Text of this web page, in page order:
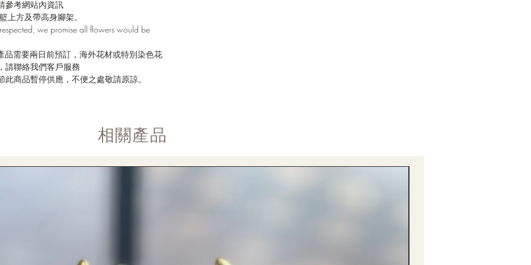
參考網站內資訊
上方及帶高身腳架。
we promise all flowers would be
需要兩日前預訂，海外花材或特別染色花
請聯絡我們客戶服務
商品暫停供應，不便之處敬請原諒。
​相關產品